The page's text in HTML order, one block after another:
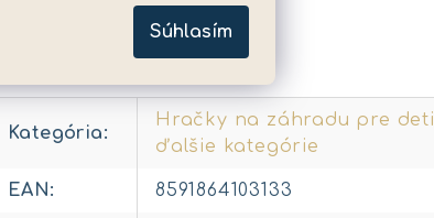
Súhlasím
Dodatočné parametre
Kategória:
Hračky na záhradu pre deti
ďalšie kategórie
EAN: 8591864103133